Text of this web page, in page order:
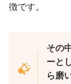
徴です。
その
ーと
ら磨